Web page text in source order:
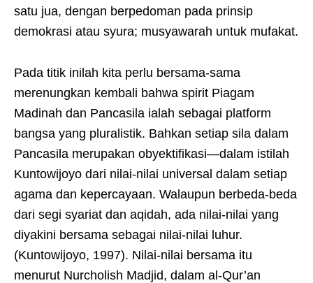
satu jua, dengan berpedoman pada prinsip
demokrasi atau syura; musyawarah untuk mufakat.
Pada titik inilah kita perlu bersama-sama
merenungkan kembali bahwa spirit Piagam
Madinah dan Pancasila ialah sebagai platform
bangsa yang pluralistik. Bahkan setiap sila dalam
Pancasila merupakan obyektifikasi—dalam istilah
Kuntowijoyo dari nilai-nilai universal dalam setiap
agama dan kepercayaan. Walaupun berbeda-beda
dari segi syariat dan aqidah, ada nilai-nilai yang
diyakini bersama sebagai nilai-nilai luhur.
(Kuntowijoyo, 1997). Nilai-nilai bersama itu
menurut Nurcholish Madjid, dalam al-Qur’an